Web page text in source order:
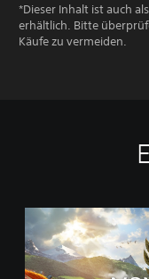
*Dieser Inhalt ist auch
erhältlich. Bitte
Käufe zu vermeiden.
a
n